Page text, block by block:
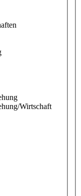
Wirtschaft